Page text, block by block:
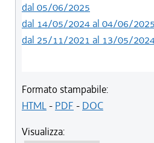
dal 05/06/2025
dal 14/05/2024 al 04/06/2025
dal 25/11/2021 al 13/05/
Formato stampabile:
HTML- PDF - DOC
Visualizza: